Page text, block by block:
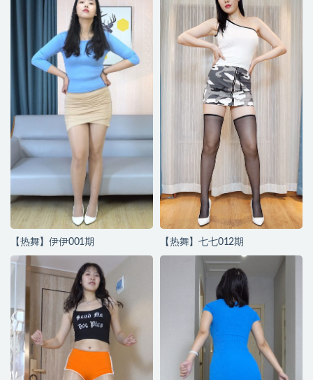
【热舞】伊伊001期 【热舞】七七012期